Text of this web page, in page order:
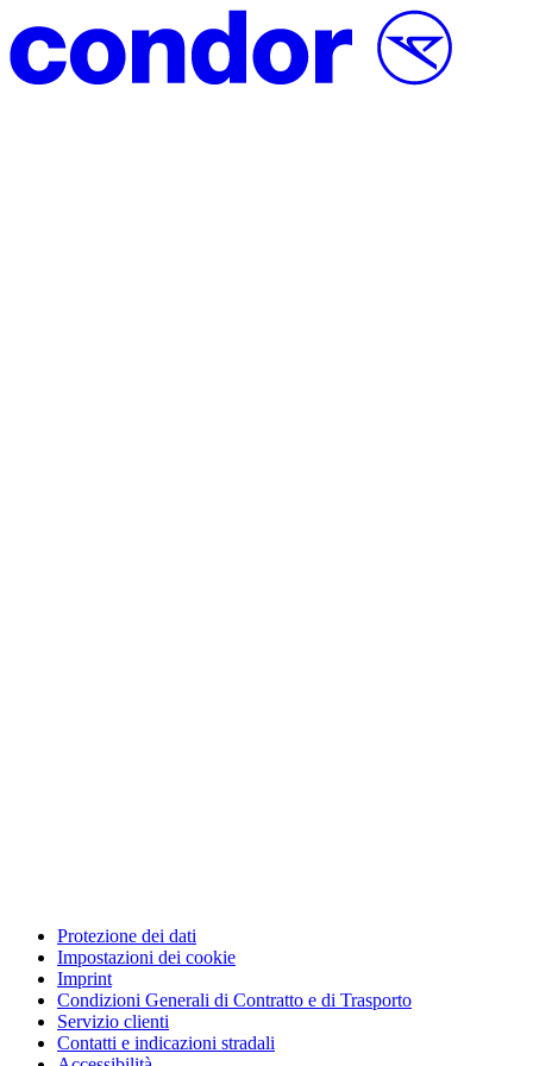
Protezione dei dati
Impostazioni dei cookie
Imprint
Condizioni Generali di Contratto e di Trasporto
Servizio clienti
Contatti e indicazioni stradali